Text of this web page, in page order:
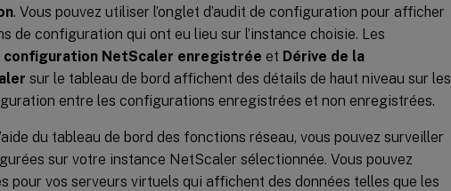
. Vous pouvez utiliser l’onglet d’audit de configuration pour afficher
de configuration qui ont eu lieu sur l’instance choisie. Les
configuration NetScaler enregistrée et Dérive de la
sur le tableau de bord affichent des détails de haut niveau sur les
entre les configurations enregistrées et non enregistrées.
du tableau de bord des fonctions réseau, vous pouvez surveiller
sur votre instance NetScaler sélectionnée. Vous pouvez
pour vos serveurs virtuels qui affichent des données telles que les